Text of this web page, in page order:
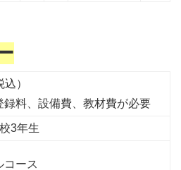
）
料、設備費、教材費が必要
3年生
コース